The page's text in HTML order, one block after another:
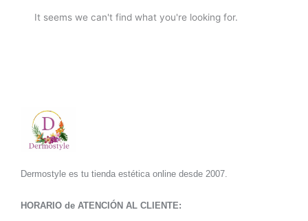
It seems we can't find what you're looking for.
Dermostyle es tu tienda estética online desde 2007.
HORARIO de ATENCIÓN AL CLIENTE: